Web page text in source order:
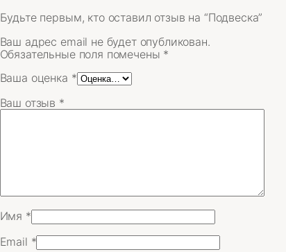
Будьте первым, кто оставил отзыв на “Подвеска”
Ваш адрес email не будет опубликован.
Обязательные поля помечены *
Ваша оценка *
Ваш отзыв *
Имя *
Email *